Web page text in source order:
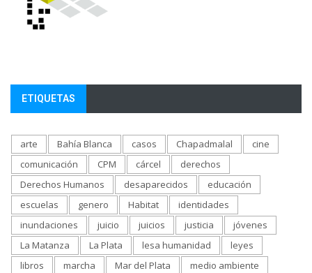
ETIQUETAS
arte Bahía Blanca casos Chapadmalal
cine
comunicación
CPM cárcel
derechos
Derechos Humanos
desaparecidos
educación
escuelas
genero Habitat
identidades
inundaciones
juicio juicios justicia
jóvenes
La Matanza
La Plata lesa humanidad
leyes
libros
marcha Mar del Plata
medio ambiente